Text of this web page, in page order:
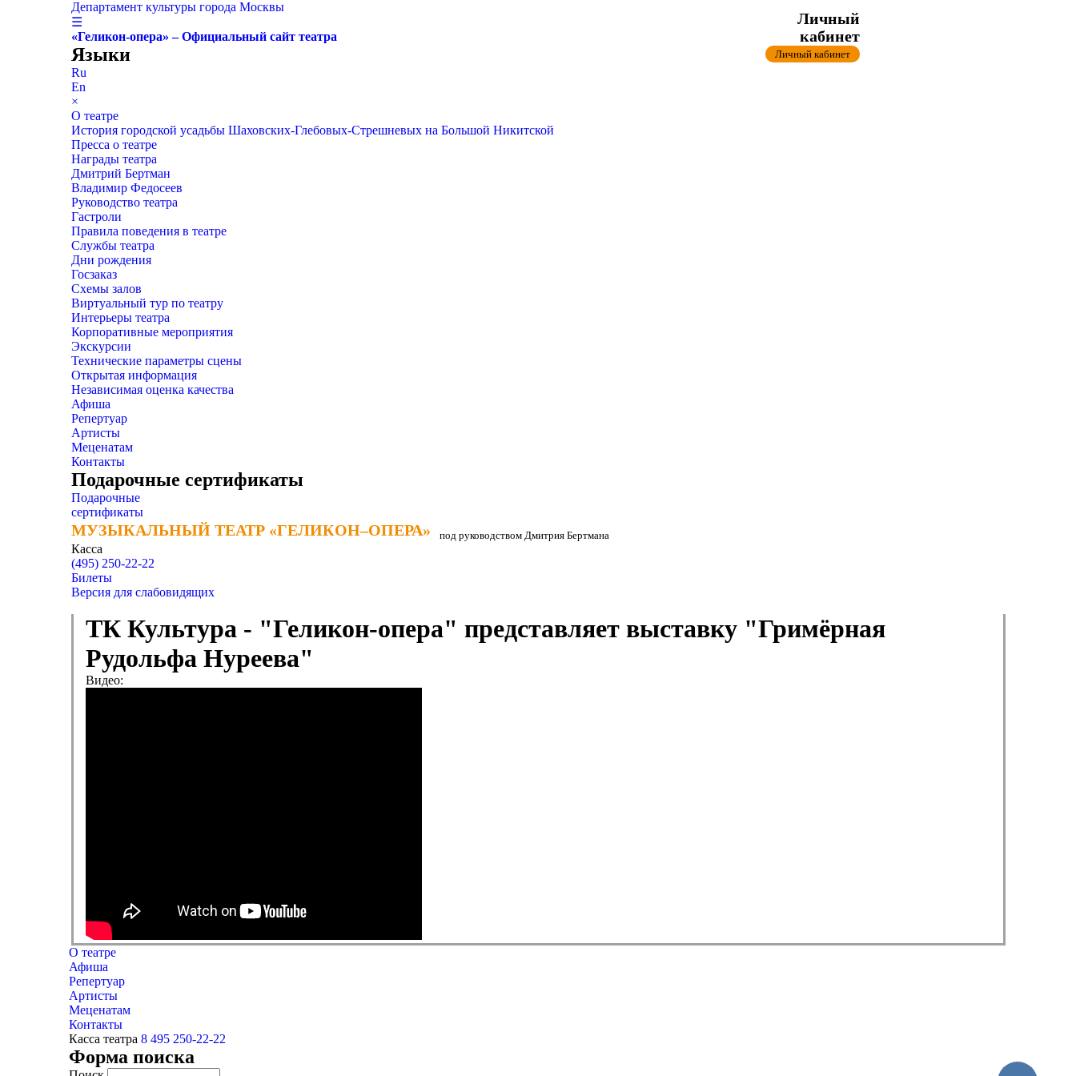
Департамент культуры города Москвы
☰
«Геликон-опера» – Официальный сайт театра
Языки
Ru
En
×
О театре
История городской усадьбы Шаховских-Глебовых-Стрешневых на Большой Никитской
Пресса о театре
Награды театра
Дмитрий Бертман
Владимир Федосеев
Руководство театра
Гастроли
Правила поведения в театре
Службы театра
Дни рождения
Госзаказ
Схемы залов
Виртуальный тур по театру
Интерьеры театра
Корпоративные мероприятия
Экскурсии
Технические параметры сцены
Открытая информация
Независимая оценка качества
Афиша
Репертуар
Артисты
Меценатам
Контакты
Подарочные сертификаты
Подарочные
сертификаты
МУЗЫКАЛЬНЫЙ ТЕАТР «ГЕЛИКОН–ОПЕРА»
МУЗЫКАЛЬНЫЙ ТЕАТР «ГЕЛИКОН–ОПЕРА» под руководством Дмитрия Бертмана
Касса
(495) 250-22-22
Личный
кабинет
Личный кабинет
Билеты
Версия для слабовидящих
ТК Культура - "Геликон-опера" представляет выставку "Гримёрная
Рудольфа Нуреева"
Видео:
О театре
Афиша
Репертуар
Артисты
Меценатам
Контакты
Касса театра 8 495 250-22-22
Форма поиска